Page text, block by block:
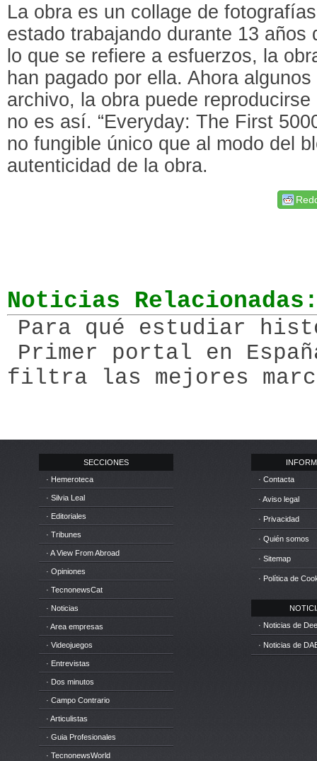
La obra es un collage de
estado trabajando durante 13
lo que se refiere a esfuerzos, la
han pagado por ella. Ahora
archivo, la obra puede
no es así. “Everyday: The First
no fungible único que al modo del
autenticidad de la obra.
Noticias
Para qué estudiar
Primer portal en
filtra las mejores
SECCIONES
· Hemeroteca
· Silvia Leal
· Editoriales
· Tribunes
· A View From Abroad
· Opiniones
· TecnonewsCat
· Noticias
· Area empresas
· Videojuegos
· Entrevistas
· Dos minutos
· Campo Contrario
· Articulistas
· Guia Profesionales
· TecnonewsWorld
· Contacta
· Aviso legal
· Privacidad
· Quién somos
· Sitemap
· Política de
· Noticias de
· Noticias de